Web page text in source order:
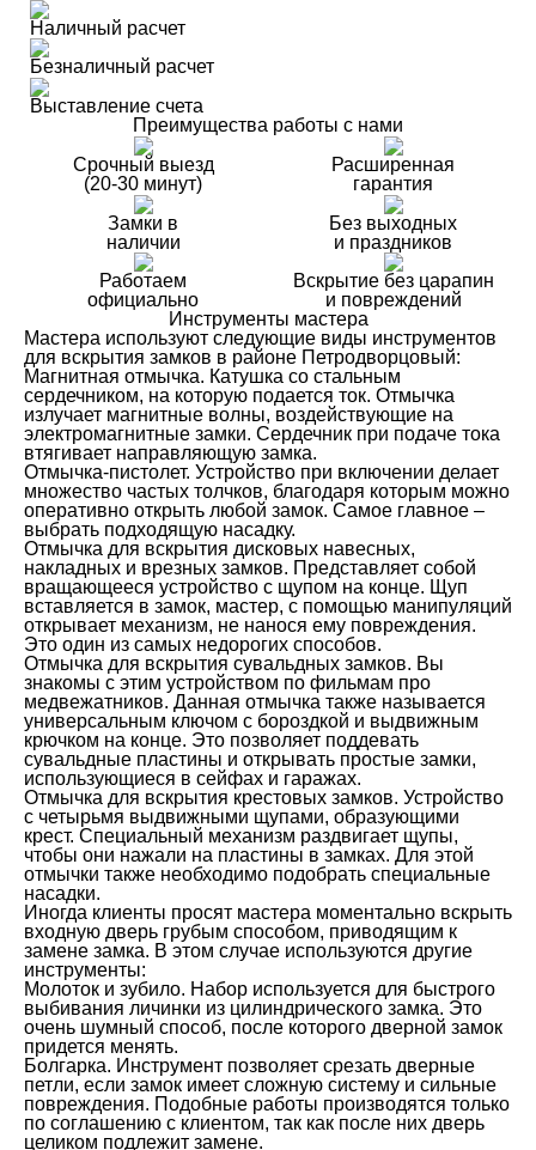
Наличный расчет
Безналичный расчет
Выставление счета
Преимущества работы с нами
Срочный выезд
(20-30 минут)
Расширенная
гарантия
Замки в
наличии
Без выходных
и праздников
Работаем
официально
Вскрытие без царапин
и повреждений
Инструменты мастера
Мастера используют следующие виды инструментов
для вскрытия замков в районе Петродворцовый:
Магнитная отмычка. Катушка со стальным
сердечником, на которую подается ток. Отмычка
излучает магнитные волны, воздействующие на
электромагнитные замки. Сердечник при подаче тока
втягивает направляющую замка.
Отмычка-пистолет. Устройство при включении делает
множество частых толчков, благодаря которым можно
оперативно открыть любой замок. Самое главное –
выбрать подходящую насадку.
Отмычка для вскрытия дисковых навесных,
накладных и врезных замков. Представляет собой
вращающееся устройство с щупом на конце. Щуп
вставляется в замок, мастер, с помощью манипуляций
открывает механизм, не нанося ему повреждения.
Это один из самых недорогих способов.
Отмычка для вскрытия сувальдных замков. Вы
знакомы с этим устройством по фильмам про
медвежатников. Данная отмычка также называется
универсальным ключом с бороздкой и выдвижным
крючком на конце. Это позволяет поддевать
сувальдные пластины и открывать простые замки,
использующиеся в сейфах и гаражах.
Отмычка для вскрытия крестовых замков. Устройство
с четырьмя выдвижными щупами, образующими
крест. Специальный механизм раздвигает щупы,
чтобы они нажали на пластины в замках. Для этой
отмычки также необходимо подобрать специальные
насадки.
Иногда клиенты просят мастера моментально вскрыть
входную дверь грубым способом, приводящим к
замене замка. В этом случае используются другие
инструменты:
Молоток и зубило. Набор используется для быстрого
выбивания личинки из цилиндрического замка. Это
очень шумный способ, после которого дверной замок
придется менять.
Болгарка. Инструмент позволяет срезать дверные
петли, если замок имеет сложную систему и сильные
повреждения. Подобные работы производятся только
по соглашению с клиентом, так как после них дверь
целиком подлежит замене.